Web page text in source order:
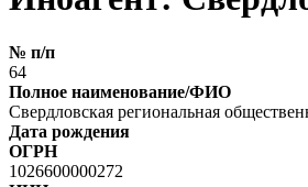
№ п/п
64
Полное наименование/ФИО
Свердловская региональная
Дата рождения
ОГРН
1026600000272